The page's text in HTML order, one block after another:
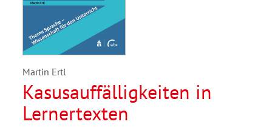
Martin Ertl
Kasusauffälligkeiten in
Lernertexten